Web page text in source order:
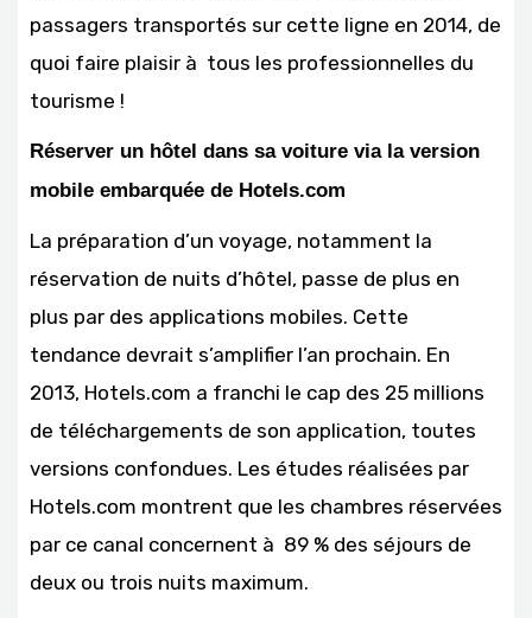
passagers transportés sur cette ligne en 2014, de
quoi faire plaisir à tous les professionnelles du
tourisme !
Réserver un hôtel dans sa voiture via la version
mobile embarquée de Hotels.com
La préparation d’un voyage, notamment la
réservation de nuits d’hôtel, passe de plus en
plus par des applications mobiles. Cette
tendance devrait s’amplifier l’an prochain. En
2013, Hotels.com a franchi le cap des 25 millions
de téléchargements de son application, toutes
versions confondues. Les études réalisées par
Hotels.com montrent que les chambres réservées
par ce canal concernent à 89 % des séjours de
deux ou trois nuits maximum.